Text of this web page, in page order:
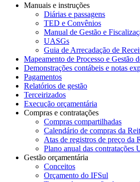
Manuais e instruções
Diárias e passagens
TED e Convênios
Manual de Gestão e
UASGs
Guia de Arrecadação de
Mapeamento de Processo e Gestão
Demonstrações contábeis e notas
Pagamentos
Relatórios de gestão
Terceirizados
Execução orçamentária
Compras e contratações
Compras compartilhadas
Calendário de compras da
Atas de registros de preço da
Plano anual das contratações
Gestão orçamentária
Conceitos
Orçamento do IFSul